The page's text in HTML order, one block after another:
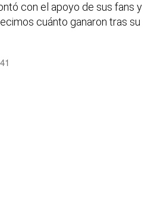
con el apoyo de sus fans y
cuánto ganaron tras su